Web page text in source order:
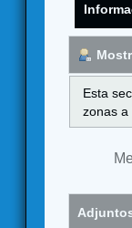
Esta
zonas a